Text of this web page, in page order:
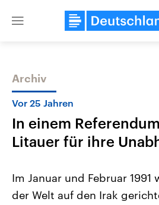
Close
Themen
Archiv
Vor 25 Jahren
In einem
Litauer für ihre
Im Januar und Februar 1991
der Welt auf den Irak